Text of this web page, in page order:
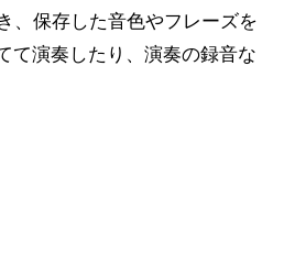
、保存した音色やフレーズを
て演奏したり、演奏の録音な